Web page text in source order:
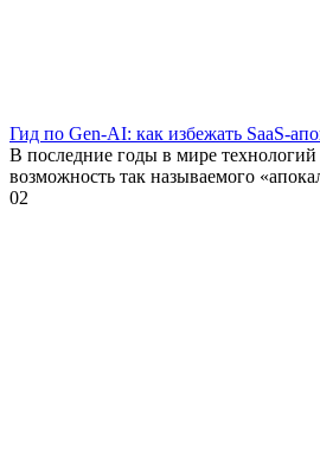
Гид по Gen-AI: как избежать SaaS-
В последние годы в мире технологий
возможность так называемого
02